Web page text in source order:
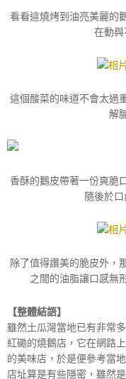
看看這燒烤到油亮美麗的
在動與
這個酸菜的味道不會太過
解
香酥的鵝皮帶著一份爽脆
隨後於
除了值得讚美的脆皮外，
之間的油脂讓口感無
【整體結語】
雖然土瓜灣當地已有非常
紅磡的燒鵝店，它在網路
的美味店，於是便參考當
店址算是有些隱密，雖然